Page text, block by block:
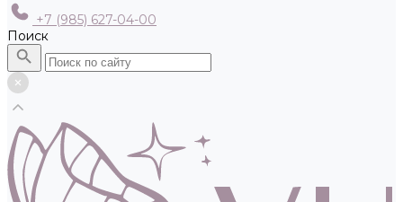
+7 (985) 627-04-00
Поиск